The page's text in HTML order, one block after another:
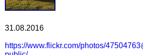
31.08.2016
https://www.flickr.com/photos/